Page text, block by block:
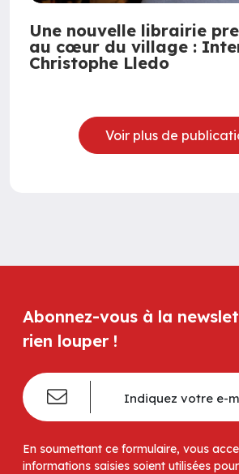
Une nouvelle librairie
au cœur du village :
Christophe Lledo
Voir plus de
Abonnez-vous à la
rien louper !
En soumettant ce formulaire, vous
informations saisies soient utilisées